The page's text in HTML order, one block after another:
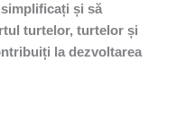
simplificați și să
turtelor, turtelor și
la dezvoltarea